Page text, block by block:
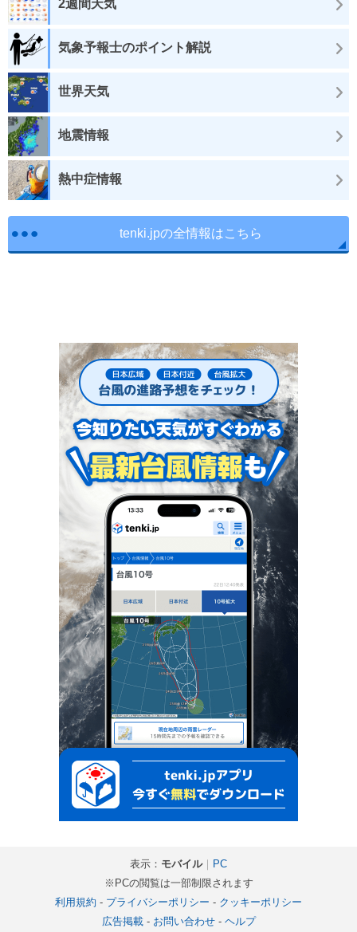
2週間天気
気象予報士のポイント解説
世界天気
地震情報
熱中症情報
tenki.jpの全情報はこちら
表示： モバイル｜ PC
※PCの閲覧は一部制限されます
利用規約 - プライバシーポリシー - クッキーポリシー
広告掲載- お問い合わせ- ヘルプ